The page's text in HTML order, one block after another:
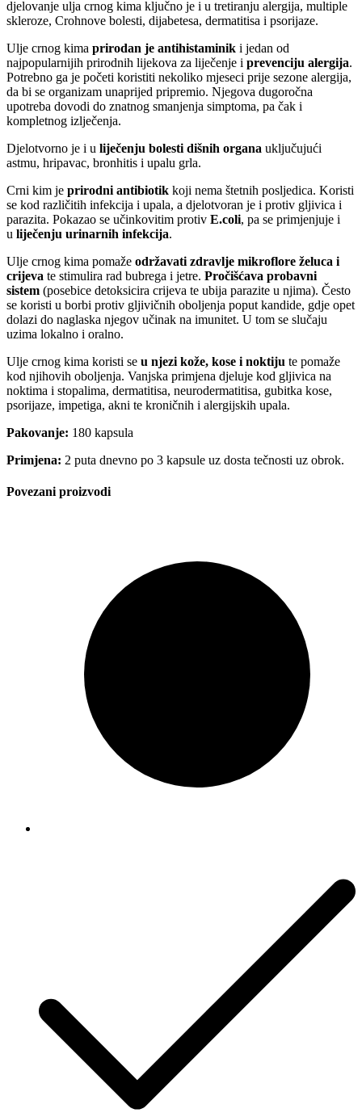
djelovanje ulja crnog kima ključno je i u tretiranju alergija, multiple
skleroze, Crohnove bolesti, dijabetesa, dermatitisa i psorijaze.
Ulje crnog kima prirodan je antihistaminik i jedan od
najpopularnijih prirodnih lijekova za liječenje i prevenciju alergija.
Potrebno ga je početi koristiti nekoliko mjeseci prije sezone alergija,
da bi se organizam unaprijed pripremio. Njegova dugoročna
upotreba dovodi do znatnog smanjenja simptoma, pa čak i
kompletnog izlječenja.
Djelotvorno je i u liječenju bolesti dišnih organa uključujući
astmu, hripavac, bronhitis i upalu grla.
Crni kim je prirodni antibiotik koji nema štetnih posljedica. Koristi
se kod različitih infekcija i upala, a djelotvoran je i protiv gljivica i
parazita. Pokazao se učinkovitim protiv E.coli, pa se primjenjuje i
u liječenju urinarnih infekcija.
Ulje crnog kima pomaže održavati zdravlje mikroflore želuca i
crijeva te stimulira rad bubrega i jetre. Pročišćava probavni
sistem (posebice detoksicira crijeva te ubija parazite u njima). Često
se koristi u borbi protiv gljivičnih oboljenja poput kandide, gdje opet
dolazi do naglaska njegov učinak na imunitet. U tom se slučaju
uzima lokalno i oralno.
Ulje crnog kima koristi se u njezi kože, kose i noktiju te pomaže
kod njihovih oboljenja. Vanjska primjena djeluje kod gljivica na
noktima i stopalima, dermatitisa, neurodermatitisa, gubitka kose,
psorijaze, impetiga, akni te kroničnih i alergijskih upala.
Pakovanje: 180 kapsula
Primjena: 2 puta dnevno po 3 kapsule uz dosta tečnosti uz obrok.
Povezani proizvodi